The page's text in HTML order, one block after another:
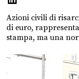
Azioni civili di
di euro,
stampa, ma una